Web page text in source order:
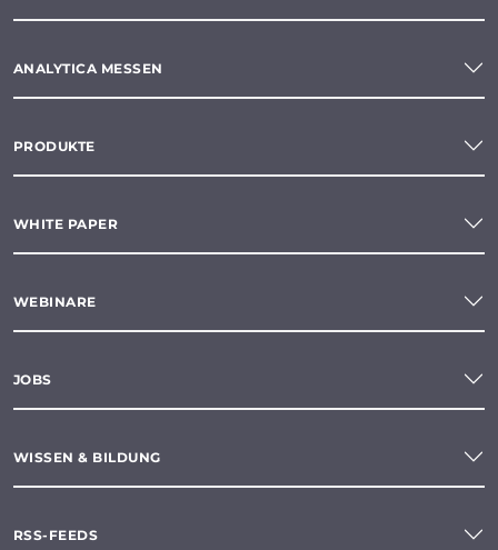
ANALYTICA MESSEN
PRODUKTE
WHITE PAPER
WEBINARE
JOBS
WISSEN & BILDUNG
RSS-FEEDS